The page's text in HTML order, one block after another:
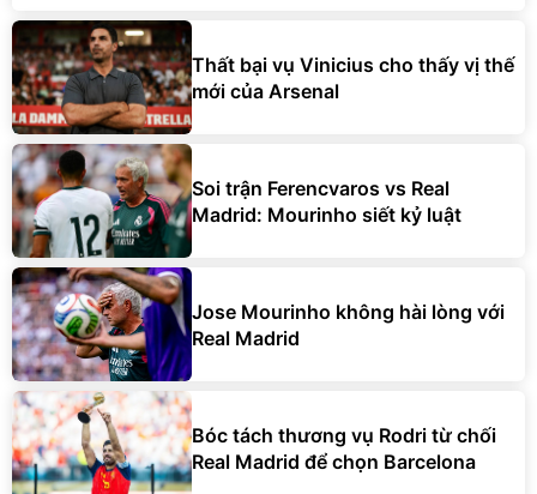
Thất bại vụ Vinicius cho thấy vị thế
mới của Arsenal
Soi trận Ferencvaros vs Real
Madrid: Mourinho siết kỷ luật
Jose Mourinho không hài lòng với
Real Madrid
Bóc tách thương vụ Rodri từ chối
Real Madrid để chọn Barcelona